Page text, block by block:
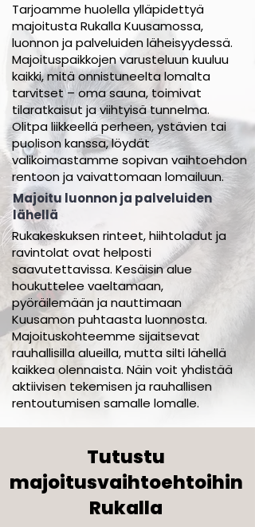
Tarjoamme huolella ylläpidettyä
majoitusta Rukalla Kuusamossa,
luonnon ja palveluiden läheisyydessä.
Majoituspaikkojen varusteluun kuuluu
kaikki, mitä onnistuneelta lomalta
tarvitset – oma sauna, toimivat
tilaratkaisut ja viihtyisä tunnelma.
Olitpa liikkeellä perheen, ystävien tai
puolison kanssa, löydät
valikoimastamme sopivan vaihtoehdon
rentoon ja vaivattomaan lomailuun.
Majoitu luonnon ja palveluiden
lähellä
Rukakeskuksen rinteet, hiihtoladut ja
ravintolat ovat helposti
saavutettavissa. Kesäisin alue
houkuttelee vaeltamaan,
pyöräilemään ja nauttimaan
Kuusamon puhtaasta luonnosta.
Majoituskohteemme sijaitsevat
rauhallisilla alueilla, mutta silti lähellä
kaikkea olennaista. Näin voit yhdistää
aktiivisen tekemisen ja rauhallisen
rentoutumisen samalle lomalle.
Tutustu
majoitusvaihtoehtoihin
Rukalla